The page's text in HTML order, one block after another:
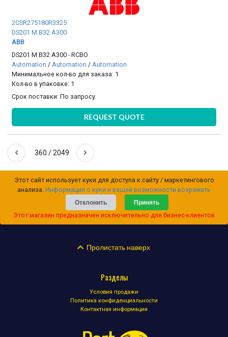
2CSR275180R3325
DS201 M B32 A300
ABB
DS201 M B32 A300 - RCBO
Automation /Automation /Automation
Минимальное кол-во для заказа: 1
Кол-во в упаковке: 1
Срок поставки:По запросу
REQUEST QUOTE
360 / 2049
Этот сайт использует куки для доступа к сайту / маркетингового
анализа. Информация о куки и вашей возможности возражать
Отклонить
Принять
Этот магазин предназначен исключительно для бизнес-клиентов
Пролистать наверх
Разделы
Условия продажи
Политика конфиденциальности
Контактная информация